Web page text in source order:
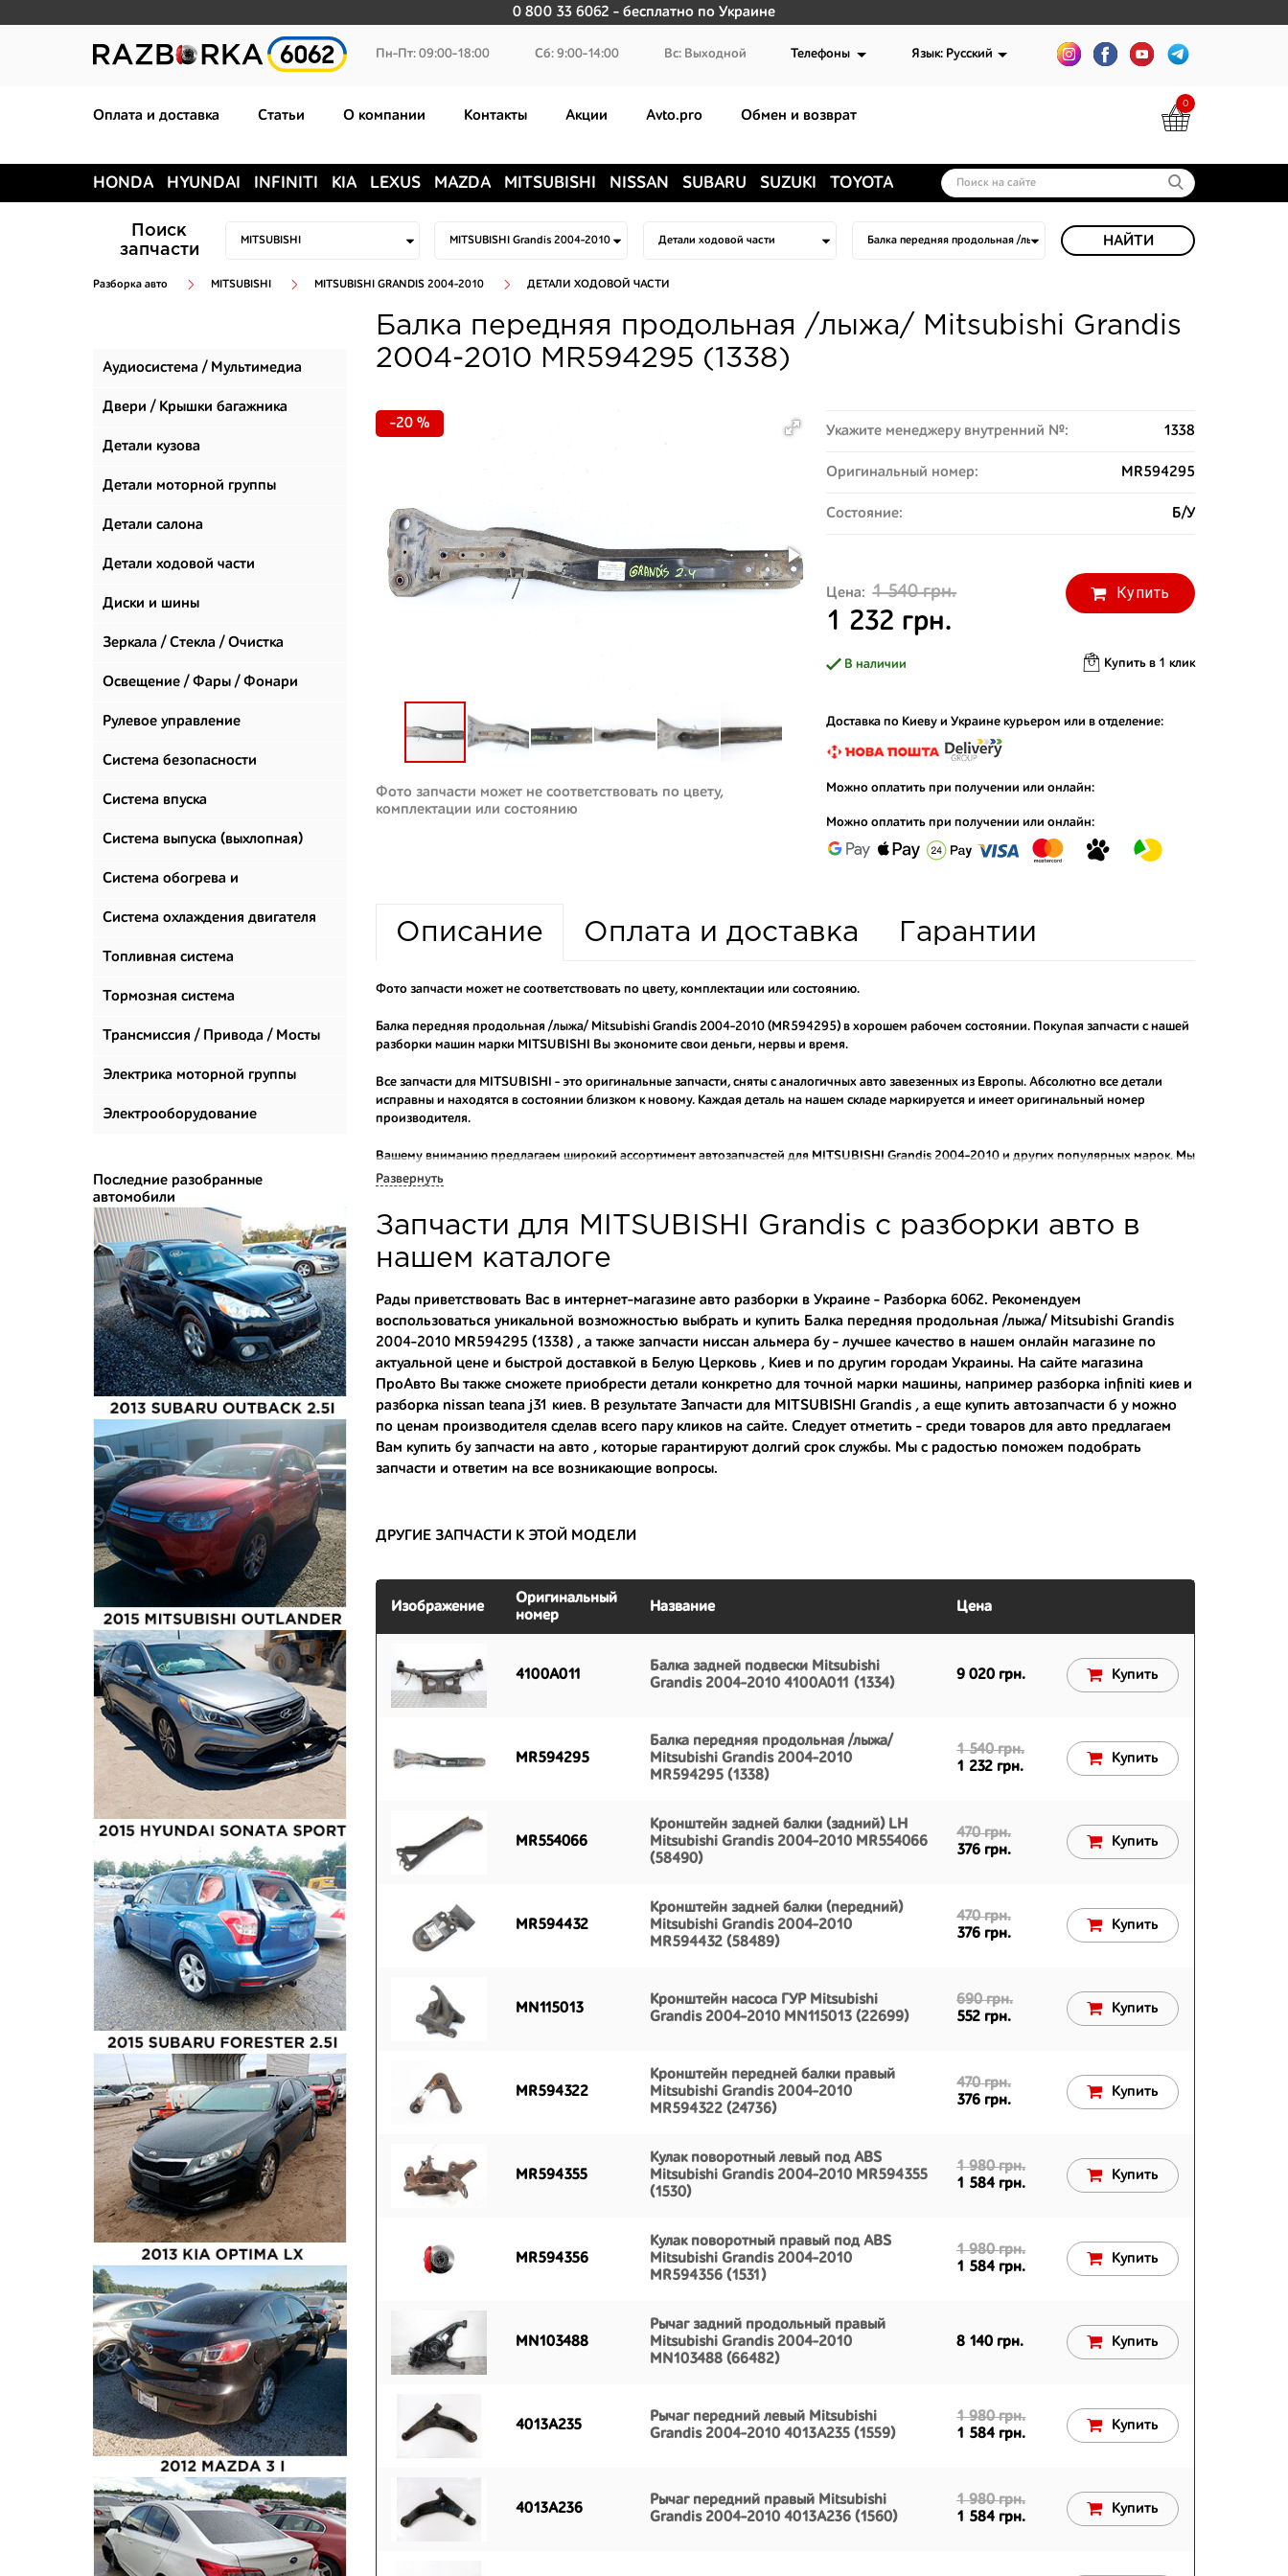
0 800 33 6062 - бесплатно по Украине
0
Пн-Пт: 09:00-18:00 Сб: 9:00-14:00 Вс: Выходной Телефоны Язык: Русский
Оплата и доставка Статьи О компании Контакты Акции Avto.pro Обмен и возврат
HONDA HYUNDAI INFINITI KIA LEXUS MAZDA MITSUBISHI NISSAN SUBARU SUZUKI TOYOTA
Поиск
запчасти
НАЙТИ
Разборка авто MITSUBISHI MITSUBISHI GRANDIS 2004-2010 ДЕТАЛИ ХОДОВОЙ ЧАСТИ
Аудиосистема / Мультимедиа
Двери / Крышки багажника
Детали кузова
Детали моторной группы
Детали салона
Детали ходовой части
Диски и шины
Зеркала / Стекла / Очистка
стекол
Освещение / Фары / Фонари
Рулевое управление
Система безопасности
Система впуска
Система выпуска (выхлопная)
Система обогрева и
климатизации
Система охлаждения двигателя
Топливная система
Тормозная система
Трансмиссия / Привода / Мосты
Электрика моторной группы
Электрооборудование
Последние разобранные
автомобили
Балка передняя продольная /лыжа/ Mitsubishi Grandis
2004-2010 MR594295 (1338)
-20 %
Фото запчасти может не соответствовать по цвету,
комплектации или состоянию
Укажите менеджеру внутренний №: 1338
Оригинальный номер: MR594295
Состояние: Б/У
Цена: 1 540 грн.
1 232 грн.
Купить
В наличии Купить в 1 клик
Доставка по Киеву и Украине курьером или в отделение:
Можно оплатить при получении или онлайн:
Можно оплатить при получении или онлайн:
Описание Оплата и доставка Гарантии
Фото запчасти может не соответствовать по цвету, комплектации или состоянию.
Балка передняя продольная /лыжа/ Mitsubishi Grandis 2004-2010 (MR594295) в хорошем рабочем состоянии. Покупая запчасти с нашей
разборки машин марки MITSUBISHI Вы экономите свои деньги, нервы и время.
Все запчасти для MITSUBISHI - это оригинальные запчасти, сняты с аналогичных авто завезенных из Европы. Абсолютно все детали
исправны и находятся в состоянии близком к новому. Каждая деталь на нашем складе маркируется и имеет оригинальный номер
производителя.
Вашему вниманию предлагаем широкий ассортимент автозапчастей для MITSUBISHI Grandis 2004-2010 и других популярных марок. Мы
продаем оригинальные и высококачественные запчасти, отказываясь от контрафактных аналогов.
Многие наши оптовые клиенты рекомендуют именно нашу разборку как надежного и проверенного продавца. Если вам требуется
приобрести оптовую партию деталей для японских автомобилей, то консультанты нашего интернет-магазина подберут вам товар и
- доступные по цене;
- сняты только с автомобилей, которые ездили по превосходным европейским и японским дорогам;
- имеют большой запас прочности и невыробатанный ресурс, и долго прослужат вам.
Развернуть
Запчасти для MITSUBISHI Grandis с разборки авто в
нашем каталоге
Рады приветствовать Вас в интернет-магазине авто разборки в Украине - Разборка 6062. Рекомендуем
воспользоваться уникальной возможностью выбрать и купить Балка передняя продольная /лыжа/ Mitsubishi Grandis
2004-2010 MR594295 (1338) , а также запчасти ниссан альмера бу- лучшее качество в нашем онлайн магазине по
актуальной цене и быстрой доставкой в Белую Церковь , Киев и по другим городам Украины. На сайте магазина
ПроАвто Вы также сможете приобрести детали конкретно для точной марки машины, например разборка infiniti киев и
разборка nissan teana j31 киев. В результате Запчасти для MITSUBISHI Grandis , а еще купить автозапчасти б уможно
по ценам производителя сделав всего пару кликов на сайте. Следует отметить - среди товаров для авто предлагаем
Вам купить бу запчасти на авто , которые гарантируют долгий срок службы. Мы с радостью поможем подобрать
запчасти и ответим на все возникающие вопросы.
ДРУГИЕ ЗАПЧАСТИ К ЭТОЙ МОДЕЛИ
Изображение
Оригинальный
номер
Название Цена
4100A011
Балка задней подвески Mitsubishi
Grandis 2004-2010 4100A011 (1334)
9 020 грн. Купить
MR594295
Балка передняя продольная /лыжа/
Mitsubishi Grandis 2004-2010
MR594295 (1338)
1 540 грн.
1 232 грн.
Купить
MR554066
Кронштейн задней балки (задний) LH
Mitsubishi Grandis 2004-2010 MR554066
(58490)
470 грн.
376 грн.
Купить
MR594432
Кронштейн задней балки (передний)
Mitsubishi Grandis 2004-2010
MR594432 (58489)
470 грн.
376 грн.
Купить
MN115013
Кронштейн насоса ГУР Mitsubishi
Grandis 2004-2010 MN115013 (22699)
690 грн.
552 грн.
Купить
MR594322
Кронштейн передней балки правый
Mitsubishi Grandis 2004-2010
MR594322 (24736)
470 грн.
376 грн.
Купить
MR594355
Кулак поворотный левый под ABS
Mitsubishi Grandis 2004-2010 MR594355
(1530)
1 980 грн.
1 584 грн.
Купить
MR594356
Кулак поворотный правый под ABS
Mitsubishi Grandis 2004-2010
MR594356 (1531)
1 980 грн.
1 584 грн.
Купить
MN103488
Рычаг задний продольный правый
Mitsubishi Grandis 2004-2010
MN103488 (66482)
8 140 грн. Купить
4013A235
Рычаг передний левый Mitsubishi
Grandis 2004-2010 4013A235 (1559)
1 980 грн.
1 584 грн.
Купить
4013A236
Рычаг передний правый Mitsubishi
Grandis 2004-2010 4013A236 (1560)
1 980 грн.
1 584 грн.
Купить